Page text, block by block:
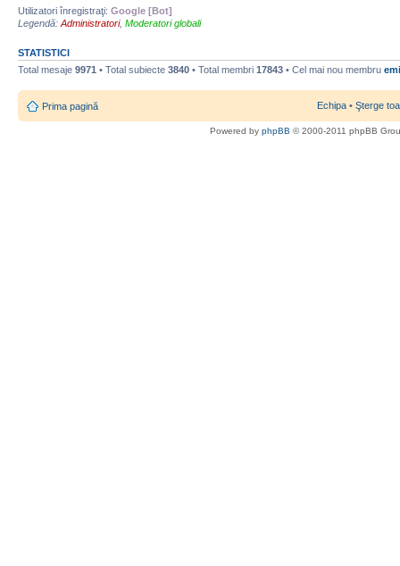
Utilizatori înregistraţi: Google [Bot]
Legendă: Administratori, Moderatori globali
STATISTICI
Total mesaje 9971 • Total subiecte 3840 • Total membri 17843 • Cel mai nou membru
Prima pagină Echipa • Şterge
Powered by phpBB © 2000-2011 phpBB